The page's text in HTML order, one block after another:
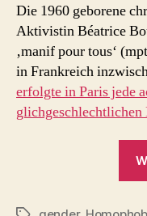
Die 1960 geborene
Aktivistin Béatrice
‚manif pour tous‘
in Frankreich
erfolgte in Paris jede
glichgeschlechtlichen